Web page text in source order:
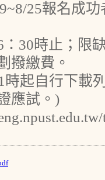
25報名成
：30時止；限
撥繳費。
時起自行下載
應試。)